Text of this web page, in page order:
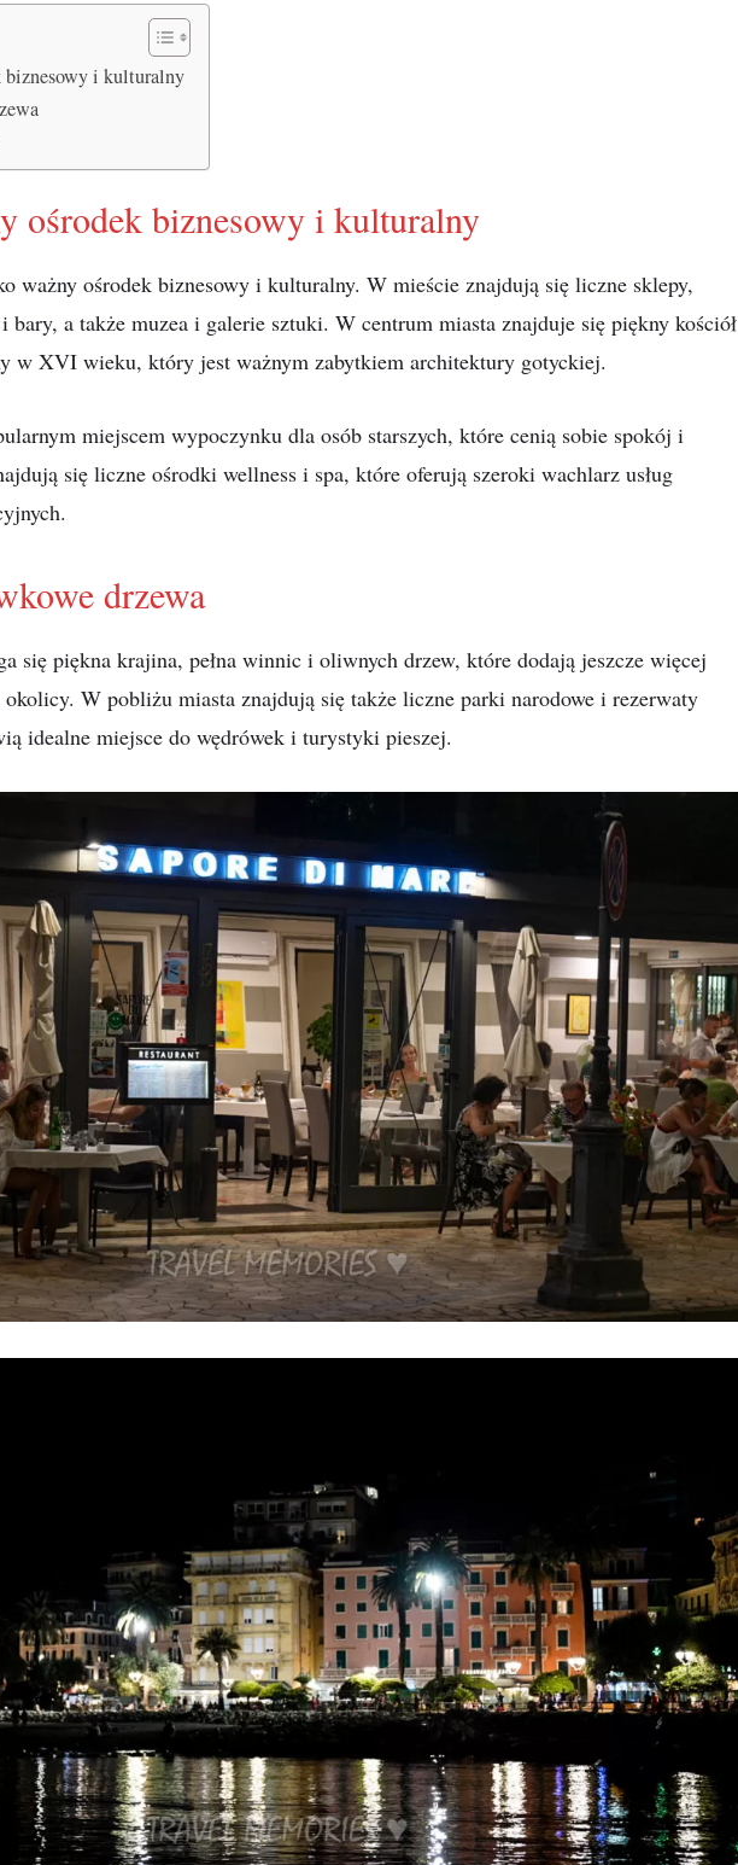
biznesowy i kulturalny
ośrodek biznesowy i kulturalny
ważny ośrodek biznesowy i kulturalny. W mieście znajdują się liczne sklepy,
bary, a także muzea i galerie sztuki. W centrum miasta znajduje się piękny kościół
w XVI wieku, który jest ważnym zabytkiem architektury gotyckiej.
miejscem wypoczynku dla osób starszych, które cenią sobie spokój i
się liczne ośrodki wellness i spa, które oferują szeroki wachlarz usług
drzewa
się piękna krajina, pełna winnic i oliwnych drzew, które dodają jeszcze więcej
W pobliżu miasta znajdują się także liczne parki narodowe i rezerwaty
idealne miejsce do wędrówek i turystyki pieszej.